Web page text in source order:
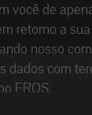
você de
retorno a
nosso
dados com
EROS.